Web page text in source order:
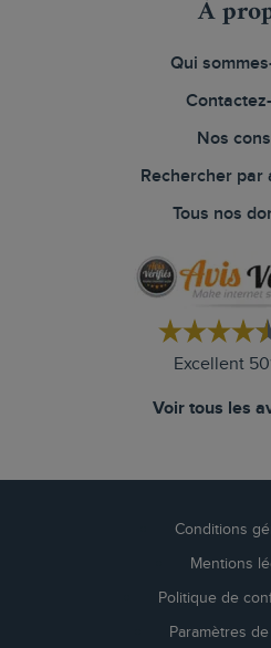
À
Qui
Nos
Rechercher par
Tous nos
Excellent
Voir tous les
Conditions
Mentions
Politique de
Paramètres